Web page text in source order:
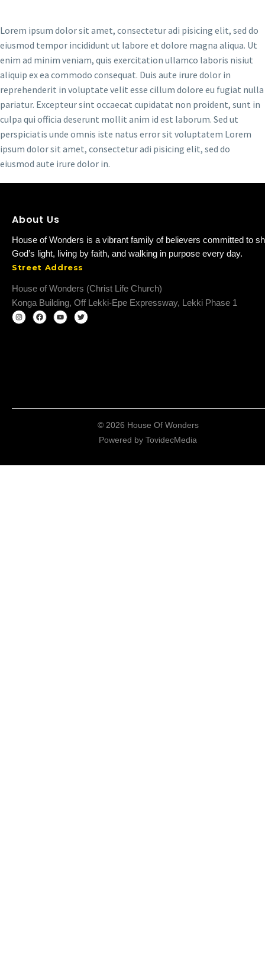
Lorem ipsum dolor sit amet, consectetur adi pisicing elit, sed do
eiusmod tempor incididunt ut labore et dolore magna aliqua. Ut
enim ad minim veniam, quis exercitation ullamco laboris nisiut
aliquip ex ea commodo consequat. Duis aute irure dolor in
reprehenderit in voluptate velit esse cillum dolore eu fugiat nulla
pariatur. Excepteur sint occaecat cupidatat non proident, sunt in
culpa qui officia deserunt mollit anim id est laborum. Sed ut
perspiciatis unde omnis iste natus error sit voluptatem Lorem
ipsum dolor sit amet, consectetur adi pisicing elit, sed do
eiusmod aute irure dolor in.
About Us
House of Wonders is a vibrant family of believers committed to
God’s light, living by faith, and walking in purpose every day.
Street Address
House of Wonders (Christ Life Church)
Konga Building, Off Lekki-Epe Expressway, Lekki Phase 1
© 2026 House Of Wonders
Powered by TovidecMedia